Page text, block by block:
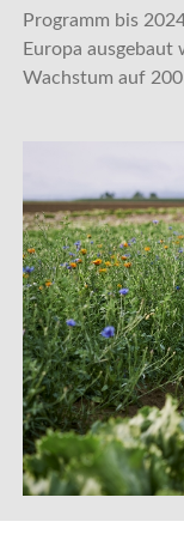
Programm bis
Europa
Wachstum auf